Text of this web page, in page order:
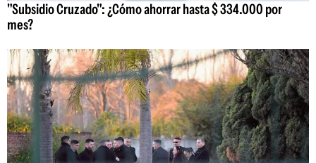
"Subsidio Cruzado": ¿Cómo ahorrar hasta $ 334.000 por
mes?